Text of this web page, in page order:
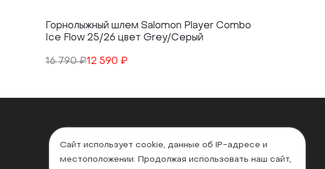
Горнолыжный шлем Salomon Player Combo
Ice Flow 25/26 цвет Grey/Серый
16 790 ₽12 590 ₽
Сайт использует cookie, данные об IP-адресе и
местоположении. Продолжая использовать наш сайт,